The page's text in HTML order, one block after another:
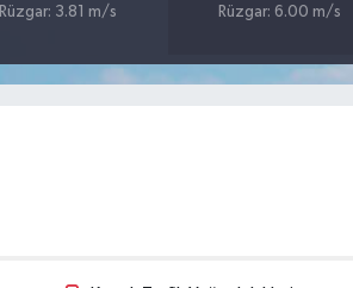
Rüzgar: 3.81 m/s
Rüzgar: 6.00 m/s